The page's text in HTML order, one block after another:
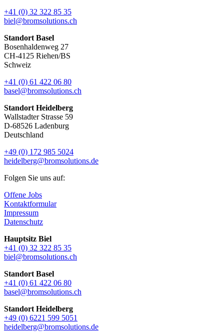
+41 (0) 32 322 85 35
biel@bromsolutions.ch
Standort Basel
Bosenhaldenweg 27
CH-4125 Riehen/BS
Schweiz
+41 (0) 61 422 06 80
basel@bromsolutions.ch
Standort Heidelberg
Wallstadter Strasse 59
D-68526 Ladenburg
Deutschland
+49 (0) 172 985 5024
heidelberg@bromsolutions.de
Folgen Sie uns auf:
Offene Jobs
Kontaktformular
Impressum
Datenschutz
Hauptsitz Biel
+41 (0) 32 322 85 35
biel@bromsolutions.ch
Standort Basel
+41 (0) 61 422 06 80
basel@bromsolutions.ch
Standort Heidelberg
+49 (0) 6221 599 5051
heidelberg@bromsolutions.de